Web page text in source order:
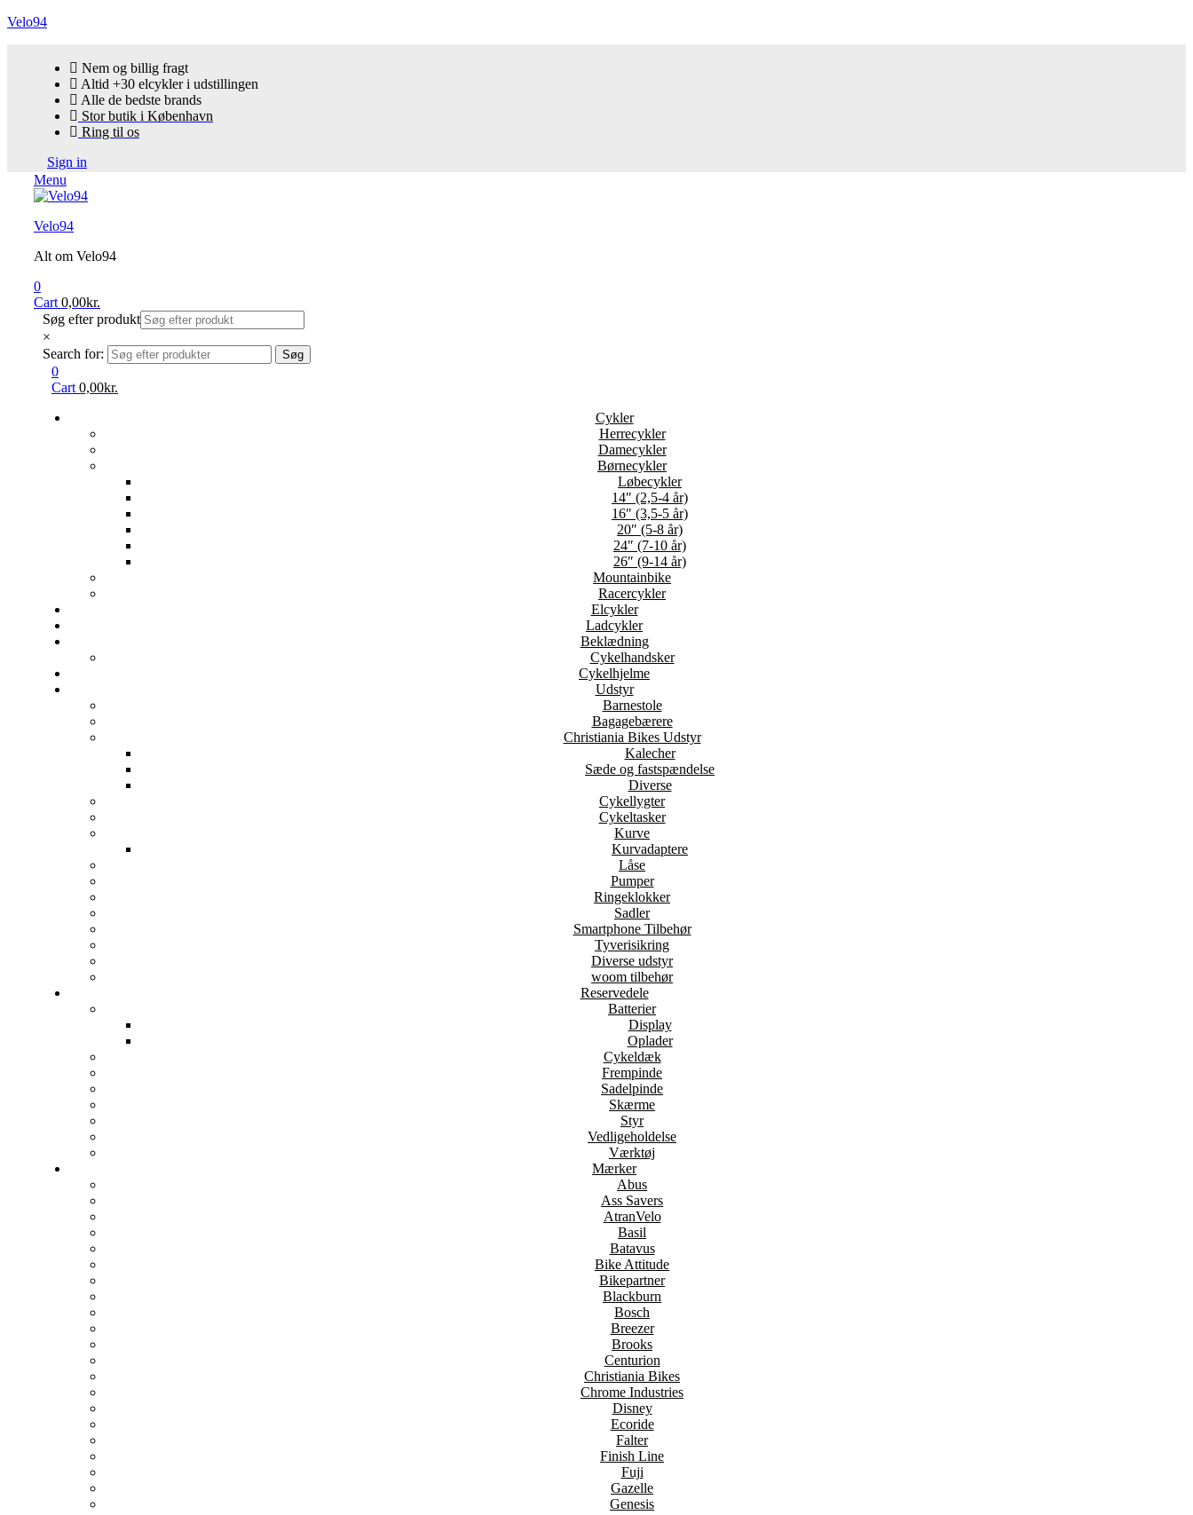
Velo94
Nem og billig fragt
Altid +30 elcykler i udstillingen
Alle de bedste brands
Stor butik i København
Ring til os
Sign in
Menu
Velo94
Alt om Velo94
0
Cart 0,00kr.
Søg efter produkt
×
Search for:
Søg
0
Cart 0,00kr.
Cykler
Herrecykler
Damecykler
Børnecykler
Løbecykler
14″ (2,5-4 år)
16″ (3,5-5 år)
20″ (5-8 år)
24″ (7-10 år)
26″ (9-14 år)
Mountainbike
Racercykler
Elcykler
Ladcykler
Beklædning
Cykelhandsker
Cykelhjelme
Udstyr
Barnestole
Bagagebærere
Christiania Bikes Udstyr
Kalecher
Sæde og fastspændelse
Diverse
Cykellygter
Cykeltasker
Kurve
Kurvadaptere
Låse
Pumper
Ringeklokker
Sadler
Smartphone Tilbehør
Tyverisikring
Diverse udstyr
woom tilbehør
Reservedele
Batterier
Display
Oplader
Cykeldæk
Frempinde
Sadelpinde
Skærme
Styr
Vedligeholdelse
Værktøj
Mærker
Abus
Ass Savers
AtranVelo
Basil
Batavus
Bike Attitude
Bikepartner
Blackburn
Bosch
Breezer
Brooks
Centurion
Christiania Bikes
Chrome Industries
Disney
Ecoride
Falter
Finish Line
Fuji
Gazelle
Genesis